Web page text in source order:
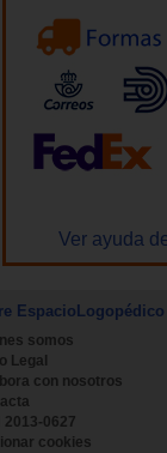
Ver ayuda
EspacioLogopédico
somos
Legal
con nosotros
2013-0627
cookies